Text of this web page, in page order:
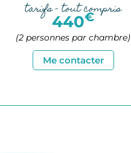
tarifs - tout compris
440€
(2 personnes par chambre)
Me contacter